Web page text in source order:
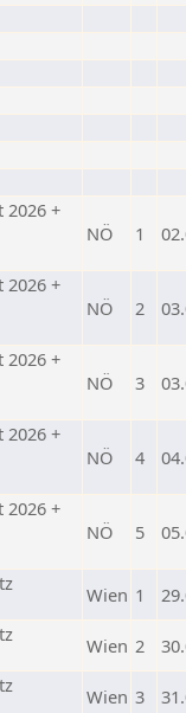
2026 +
NÖ 1
2026 +
NÖ 2
2026 +
NÖ 3
2026 +
NÖ 4
2026 +
NÖ 5
Wien 1
Wien 2
Wien 3